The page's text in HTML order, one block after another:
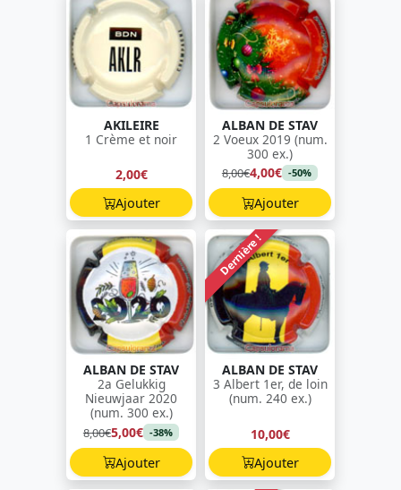
AKILEIRE
1 Crème et noir
2,00€
Ajouter
ALBAN DE STAV
2 Voeux 2019 (num.
300 ex.)
8,00€4,00€ -50%
Ajouter
ALBAN DE STAV
2a Gelukkig
Nieuwjaar 2020
(num. 300 ex.)
8,00€5,00€ -38%
Ajouter
Dernière !
ALBAN DE STAV
3 Albert 1er, de loin
(num. 240 ex.)
10,00€
Ajouter